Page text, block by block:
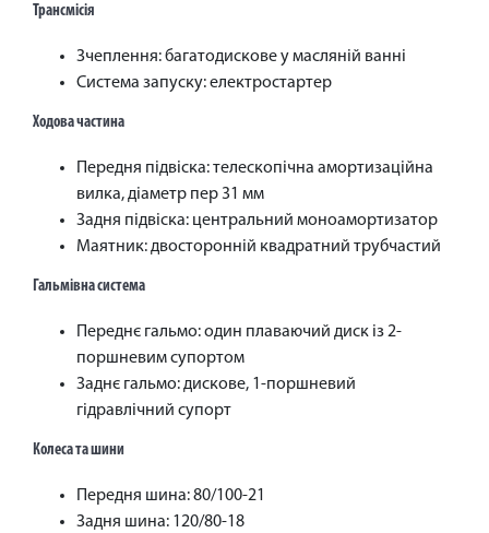
Трансмісія
Зчеплення: багатодискове у масляній ванні
Система запуску: електростартер
Ходова частина
Передня підвіска: телескопічна амортизаційна
вилка, діаметр пер 31 мм
Задня підвіска: центральний моноамортизатор
Маятник: двосторонній квадратний трубчастий
Гальмівна система
Переднє гальмо: один плаваючий диск із 2-
поршневим супортом
Заднє гальмо: дискове, 1-поршневий
гідравлічний супорт
Колеса та шини
Передня шина: 80/100-21
Задня шина: 120/80-18